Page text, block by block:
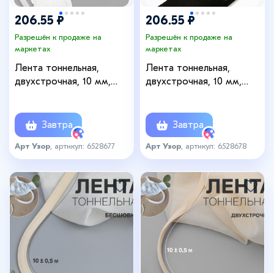
206.55 ₽
Разрешён к продаже на
маркетах
Лента тоннельная,
двухстрочная, 10 мм,
Завтра
Арт Узор , артикул: 6528677
206.55 ₽
Разрешён к продаже на
маркетах
Лента тоннельная,
двухстрочная, 10 мм,
Завтра
Арт Узор , артикул: 6528678